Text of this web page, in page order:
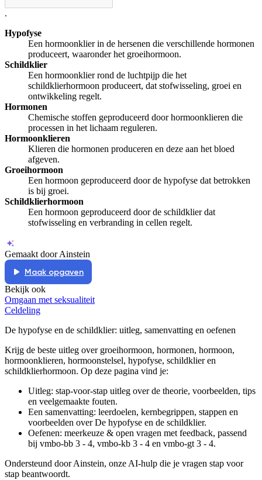
.
Hypofyse
Een hormoonklier in de hersenen die verschillende hormonen
produceert, waaronder het groeihormoon.
Schildklier
Een hormoonklier rond de luchtpijp die het
schildklierhormoon produceert, dat stofwisseling, groei en
ontwikkeling regelt.
Hormonen
Chemische stoffen geproduceerd door hormoonklieren die
processen in het lichaam reguleren.
Hormoonklieren
Klieren die hormonen produceren en deze aan het bloed
afgeven.
Groeihormoon
Een hormoon geproduceerd door de hypofyse dat betrokken
is bij groei.
Schildklierhormoon
Een hormoon geproduceerd door de schildklier dat
stofwisseling en verbranding in cellen regelt.
Gemaakt door Ainstein
Maak opgaven
Bekijk ook
Omgaan met seksualiteit
Celdeling
De hypofyse en de schildklier: uitleg, samenvatting en oefenen
Krijg de beste uitleg over groeihormoon, hormonen, hormoon,
hormoonklieren, hormoonstelsel, hypofyse, schildklier en
schildklierhormoon. Op deze pagina vind je:
Uitleg: stap-voor-stap uitleg over de theorie, voorbeelden, tips
en veelgemaakte fouten.
Een samenvatting: leerdoelen, kernbegrippen, stappen en
voorbeelden overDe hypofyse en de schildklier.
Oefenen: meerkeuze & open vragen met feedback, passend
bij vmbo-bb 3 - 4, vmbo-kb 3 - 4 en vmbo-gt 3 - 4.
Ondersteund door Ainstein, onze AI-hulp die je vragen stap voor
stap beantwoordt.